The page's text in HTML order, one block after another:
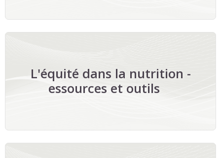
L'équité dans la nutrition -
essources et outils